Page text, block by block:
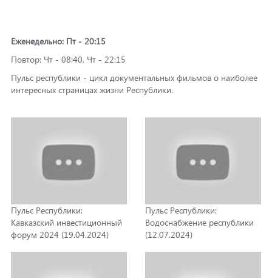
Еженедельно: Пт - 20:15
Повтор: Чт - 08:40, Чт - 22:15
Пульс республики - цикл документальных фильмов о наиболее
интересных страницах жизни Республики.
Пульс Республики:
Кавказский инвестиционный
форум 2024 (19.04.2024)
Пульс Республики:
Водоснабжение республики
(12.07.2024)